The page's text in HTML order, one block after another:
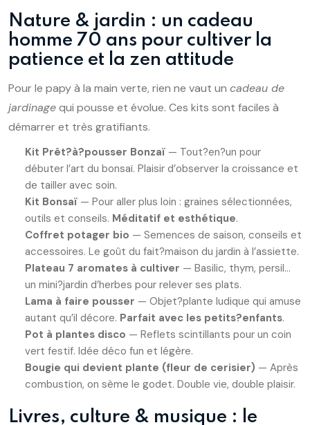
Nature & jardin : un cadeau
homme 70 ans pour cultiver la
patience et la zen attitude
Pour le papy à la main verte, rien ne vaut un cadeau de
jardinagequi pousse et évolue. Ces kits sont faciles à
démarrer et très gratifiants.
Kit Prêt?à?pousser Bonzaï — Tout?en?un pour
débuter l’art du bonsaï. Plaisir d’observer la croissance et
de tailler avec soin.
Kit Bonsaï — Pour aller plus loin : graines sélectionnées,
outils et conseils. Méditatif et esthétique.
Coffret potager bio — Semences de saison, conseils et
accessoires. Le goût du fait?maison du jardin à l’assiette.
Plateau 7 aromates à cultiver — Basilic, thym, persil…
un mini?jardin d’herbes pour relever ses plats.
Lama à faire pousser — Objet?plante ludique qui amuse
autant qu’il décore. Parfait avec les petits?enfants.
Pot à plantes disco — Reflets scintillants pour un coin
vert festif. Idée déco fun et légère.
Bougie qui devient plante (fleur de cerisier) — Après
combustion, on sème le godet. Double vie, double plaisir.
Livres, culture & musique : le